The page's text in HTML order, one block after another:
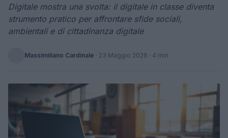
Digitale mostra una svolta: il digitale in classe diventa
strumento pratico per affrontare sfide sociali,
ambientali e di cittadinanza digitale
Massimiliano Cardinale · 23 Maggio 2026 · 4 min